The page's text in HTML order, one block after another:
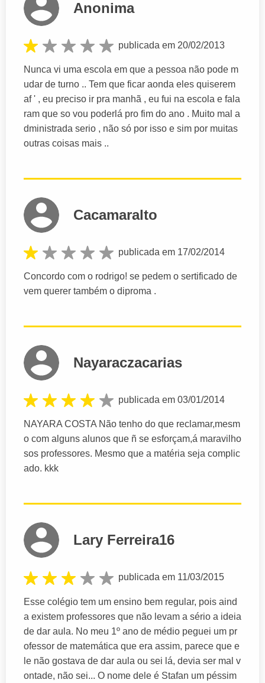
Anonima
publicada em 20/02/2013
Nunca vi uma escola em que a pessoa não pode m
udar de turno .. Tem que ficar aonda eles quiserem
af ' , eu preciso ir pra manhã , eu fui na escola e fala
ram que so vou poderlá pro fim do ano . Muito mal a
dministrada serio , não só por isso e sim por muitas
outras coisas mais ..
Cacamaralto
publicada em 17/02/2014
Concordo com o rodrigo! se pedem o sertificado de
vem querer também o diproma .
Nayaraczacarias
publicada em 03/01/2014
NAYARA COSTA Não tenho do que reclamar,mesm
o com alguns alunos que ñ se esforçam,á maravilho
sos professores. Mesmo que a matéria seja complic
ado. kkk
Lary Ferreira16
publicada em 11/03/2015
Esse colégio tem um ensino bem regular, pois aind
a existem professores que não levam a sério a ideia
de dar aula. No meu 1º ano de médio peguei um pr
ofessor de matemática que era assim, parece que e
le não gostava de dar aula ou sei lá, devia ser mal v
ontade, não sei... O nome dele é Stafan um péssim